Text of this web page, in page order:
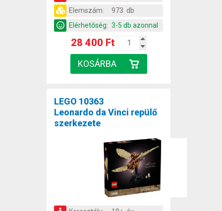
Elemszám:
973 db
Elérhetőség: 3-5 db azonnal
28 400 Ft
LEGO 10363
Leonardo da Vinci repülő
szerkezete